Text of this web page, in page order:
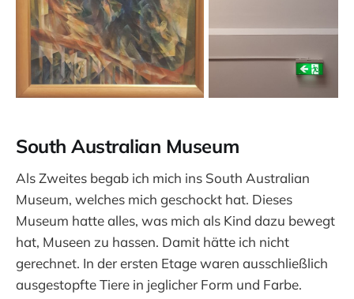
South Australian Museum
Als Zweites begab ich mich ins South Australian
Museum, welches mich geschockt hat. Dieses
Museum hatte alles, was mich als Kind dazu bewegt
hat, Museen zu hassen. Damit hätte ich nicht
gerechnet. In der ersten Etage waren ausschließlich
ausgestopfte Tiere in jeglicher Form und Farbe.